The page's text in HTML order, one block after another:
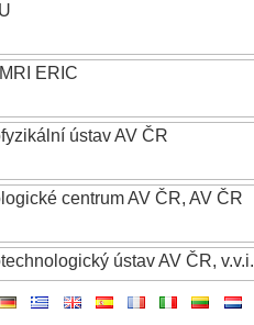
ERIC
ústav AV ČR
centrum AV ČR, AV ČR
ústav AV ČR, v.v.i.